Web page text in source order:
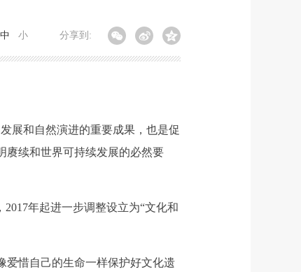
分享到:
中 小
展和自然演进的重要成果，也是促
赓续和世界可持续发展的必然要
年起进一步调整设立为“文化和
惜自己的生命一样保护好文化遗